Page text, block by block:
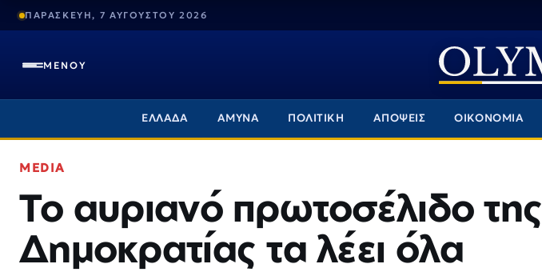
ΠΑΡΑΣΚΕΥΗ, 7 ΑΥΓΟΥΣΤΟΥ 2026
ΜΕΝΟΥ
ΕΛΛΑΔΑ ΑΜΥΝΑ ΠΟΛΙΤΙΚΗ ΑΠΟΨΕΙΣ ΟΙΚΟΝΟΜΙΑ
MEDIA
Το αυριανό πρωτοσέλιδο της
Δημοκρατίας τα λέει όλα